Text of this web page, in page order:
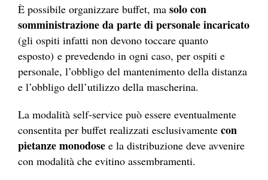
È possibile organizzare buffet, ma solo con
somministrazione da parte di personale incaricato
(gli ospiti infatti non devono toccare quanto
esposto) e prevedendo in ogni caso, per ospiti e
personale, l’obbligo del mantenimento della distanza
e l’obbligo dell’utilizzo della mascherina.
La modalità self-service può essere eventualmente
consentita per buffet realizzati esclusivamente con
pietanze monodose e la distribuzione deve avvenire
con modalità che evitino assembramenti.